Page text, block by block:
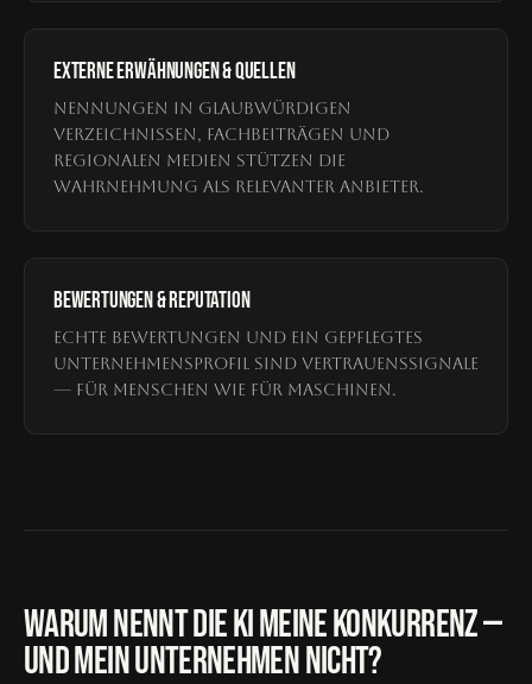
EXTERNE ERWÄHNUNGEN & QUELLEN
Nennungen in glaubwürdigen
Verzeichnissen, Fachbeiträgen und
regionalen Medien stützen die
Wahrnehmung als relevanter Anbieter.
BEWERTUNGEN & REPUTATION
Echte Bewertungen und ein gepflegtes
Unternehmensprofil sind Vertrauenssignale
— für Menschen wie für Maschinen.
WARUM NENNT DIE KI MEINE KONKURRENZ —
UND MEIN UNTERNEHMEN NICHT?